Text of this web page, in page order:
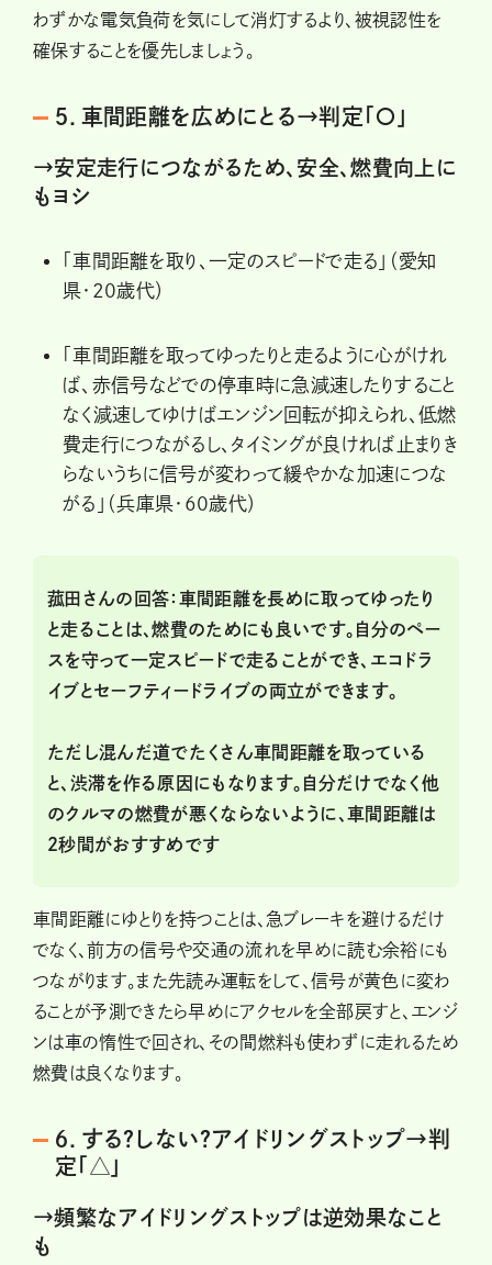
わずかな電気負荷を気にして消灯するより、被視認性を
確保することを優先しましょう。
５．車間距離を広めにとる→判定「〇」
→安定走行につながるため、安全、燃費向上に
もヨシ
「車間距離を取り、一定のスピードで走る」（愛知
県・20歳代）
「車間距離を取ってゆったりと走るように心がけれ
ば、赤信号などでの停車時に急減速したりすること
なく減速してゆけばエンジン回転が抑えられ、低燃
費走行につながるし、タイミングが良ければ止まりき
らないうちに信号が変わって緩やかな加速につな
がる」（兵庫県・60歳代）
菰田さんの回答：車間距離を長めに取ってゆったり
と走ることは、燃費のためにも良いです。自分のペー
スを守って一定スピードで走ることができ、エコドラ
イブとセーフティードライブの両立ができます。
ただし混んだ道でたくさん車間距離を取っている
と、渋滞を作る原因にもなります。自分だけでなく他
のクルマの燃費が悪くならないように、車間距離は
２秒間がおすすめです
車間距離にゆとりを持つことは、急ブレーキを避けるだけ
でなく、前方の信号や交通の流れを早めに読む余裕にも
つながります。また先読み運転をして、信号が黄色に変わ
ることが予測できたら早めにアクセルを全部戻すと、エンジ
ンは車の惰性で回され、その間燃料も使わずに走れるため
燃費は良くなります。
６．する？しない？アイドリングストップ→判
定「△」
→頻繁なアイドリングストップは逆効果なこと
も